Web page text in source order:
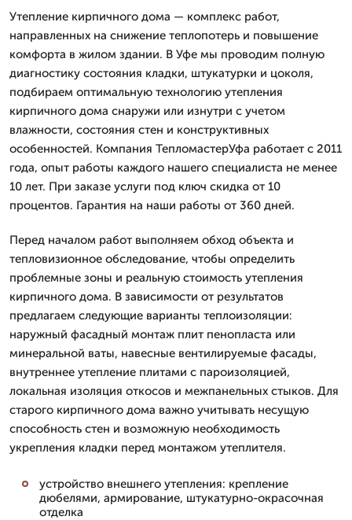
Утепление кирпичного дома — комплекс работ,
направленных на снижение теплопотерь и повышение
комфорта в жилом здании. В Уфе мы проводим полную
диагностику состояния кладки, штукатурки и цоколя,
подбираем оптимальную технологию утепления
кирпичного дома снаружи или изнутри с учетом
влажности, состояния стен и конструктивных
особенностей. Компания ТепломастерУфа работает с 2011
года, опыт работы каждого нашего специалиста не менее
10 лет. При заказе услуги под ключ скидка от 10
процентов. Гарантия на наши работы от 360 дней.
Перед началом работ выполняем обход объекта и
тепловизионное обследование, чтобы определить
проблемные зоны и реальную стоимость утепления
кирпичного дома. В зависимости от результатов
предлагаем следующие варианты теплоизоляции:
наружный фасадный монтаж плит пенопласта или
минеральной ваты, навесные вентилируемые фасады,
внутреннее утепление плитами с пароизоляцией,
локальная изоляция откосов и межпанельных стыков. Для
старого кирпичного дома важно учитывать несущую
способность стен и возможную необходимость
укрепления кладки перед монтажом утеплителя.
устройство внешнего утепления: крепление
дюбелями, армирование, штукатурно-окрасочная
отделка